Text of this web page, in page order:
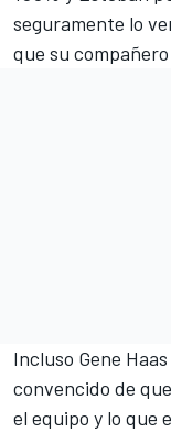
seguramente lo
que su
Incluso Gene
convencido de
el equipo y lo que